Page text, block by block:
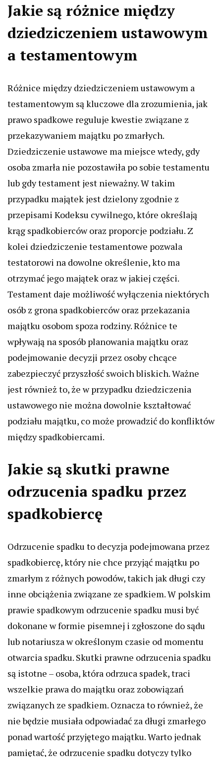
Jakie są różnice między
dziedziczeniem ustawowym
a testamentowym
Różnice między dziedziczeniem ustawowym a
testamentowym są kluczowe dla zrozumienia, jak
prawo spadkowe reguluje kwestie związane z
przekazywaniem majątku po zmarłych.
Dziedziczenie ustawowe ma miejsce wtedy, gdy
osoba zmarła nie pozostawiła po sobie testamentu
lub gdy testament jest nieważny. W takim
przypadku majątek jest dzielony zgodnie z
przepisami Kodeksu cywilnego, które określają
krąg spadkobierców oraz proporcje podziału. Z
kolei dziedziczenie testamentowe pozwala
testatorowi na dowolne określenie, kto ma
otrzymać jego majątek oraz w jakiej części.
Testament daje możliwość wyłączenia niektórych
osób z grona spadkobierców oraz przekazania
majątku osobom spoza rodziny. Różnice te
wpływają na sposób planowania majątku oraz
podejmowanie decyzji przez osoby chcące
zabezpieczyć przyszłość swoich bliskich. Ważne
jest również to, że w przypadku dziedziczenia
ustawowego nie można dowolnie kształtować
podziału majątku, co może prowadzić do konfliktów
między spadkobiercami.
Jakie są skutki prawne
odrzucenia spadku przez
spadkobiercę
Odrzucenie spadku to decyzja podejmowana przez
spadkobiercę, który nie chce przyjąć majątku po
zmarłym z różnych powodów, takich jak długi czy
inne obciążenia związane ze spadkiem. W polskim
prawie spadkowym odrzucenie spadku musi być
dokonane w formie pisemnej i zgłoszone do sądu
lub notariusza w określonym czasie od momentu
otwarcia spadku. Skutki prawne odrzucenia spadku
są istotne – osoba, która odrzuca spadek, traci
wszelkie prawa do majątku oraz zobowiązań
związanych ze spadkiem. Oznacza to również, że
nie będzie musiała odpowiadać za długi zmarłego
ponad wartość przyjętego majątku. Warto jednak
pamiętać, że odrzucenie spadku dotyczy tylko